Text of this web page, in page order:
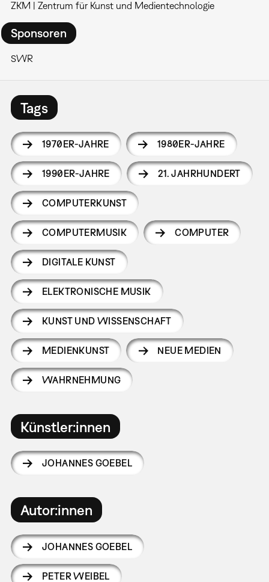
ZKM | Zentrum für Kunst und Medientechnologie
Sponsoren
SWR
Tags
1970ER-JAHRE 1980ER-JAHRE
1990ER-JAHRE 21. JAHRHUNDERT
COMPUTERKUNST
COMPUTERMUSIK COMPUTER
DIGITALE KUNST
ELEKTRONISCHE MUSIK
KUNST UND WISSENSCHAFT
MEDIENKUNST NEUE MEDIEN
WAHRNEHMUNG
Künstler:innen
JOHANNES GOEBEL
Autor:innen
JOHANNES GOEBEL
PETER WEIBEL